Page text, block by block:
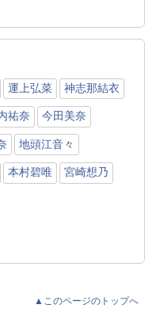
運上弘菜 神志那結衣
祐奈 今田美奈
地頭江音々
本村碧唯 宮崎想乃
▲このページのトップへ